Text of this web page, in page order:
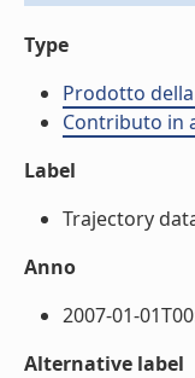
Type
Prodotto
Contributo in
Label
Trajectory
Anno
2007-01-
Alternative label